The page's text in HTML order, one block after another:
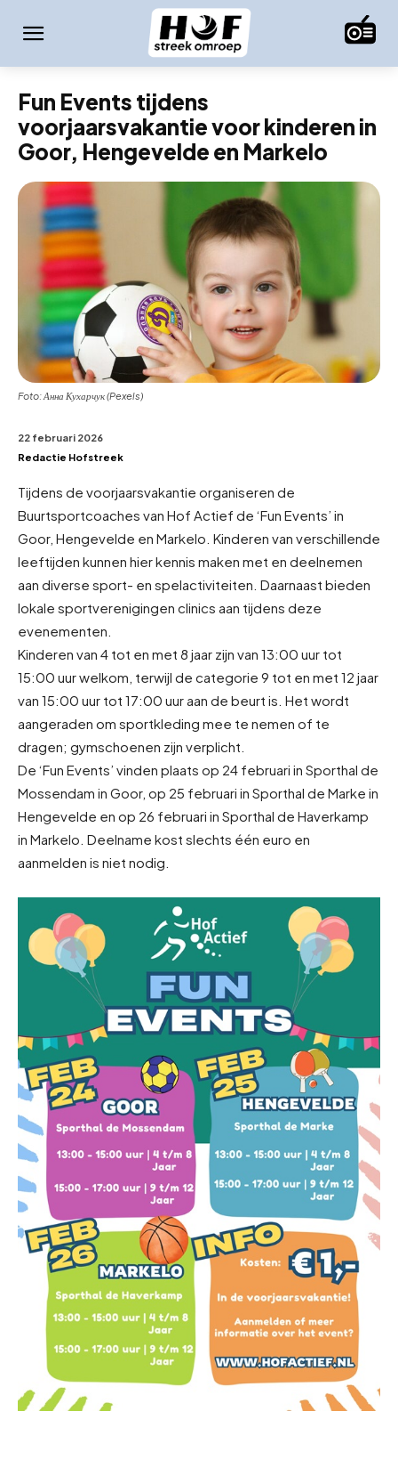
Fun Events tijdens
voorjaarsvakantie voor kinderen in
Goor, Hengevelde en Markelo
Foto: Анна Кухарчук (Pexels)
22 februari 2026
Redactie Hofstreek
Tijdens de voorjaarsvakantie organiseren de
Buurtsportcoaches van Hof Actief de ‘Fun Events’ in
Goor, Hengevelde en Markelo. Kinderen van verschillende
leeftijden kunnen hier kennis maken met en deelnemen
aan diverse sport- en spelactiviteiten. Daarnaast bieden
lokale sportverenigingen clinics aan tijdens deze
evenementen.
Kinderen van 4 tot en met 8 jaar zijn van 13:00 uur tot
15:00 uur welkom, terwijl de categorie 9 tot en met 12 jaar
van 15:00 uur tot 17:00 uur aan de beurt is. Het wordt
aangeraden om sportkleding mee te nemen of te
dragen; gymschoenen zijn verplicht.
De ‘Fun Events’ vinden plaats op 24 februari in Sporthal de
Mossendam in Goor, op 25 februari in Sporthal de Marke in
Hengevelde en op 26 februari in Sporthal de Haverkamp
in Markelo. Deelname kost slechts één euro en
aanmelden is niet nodig.